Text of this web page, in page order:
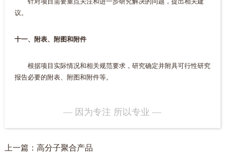
议。
十一、附表、附图和附件
根据项目实际情况和相关规范要求，研究确定并附具可行性研究
报告必要的附表、附图和附件等。
— 因为专注 所以专业 —
上一篇：高分子聚合产品